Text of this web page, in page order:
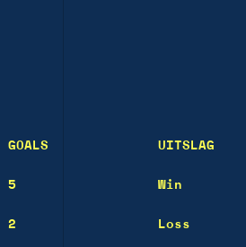
GOALS UITSLAG
5 Win
2 Loss